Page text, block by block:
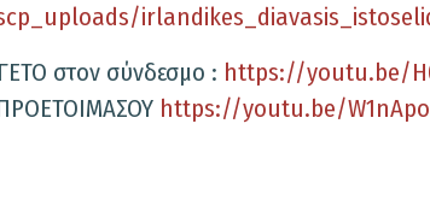
στον σύνδεσμο : https://youtu.be/
https://youtu.be/